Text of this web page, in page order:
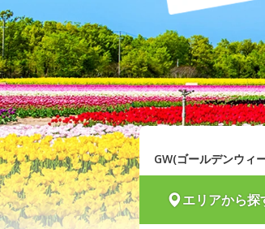
GW(ゴールデンウィ
エリアから探